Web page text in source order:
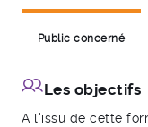
Public concerné
Les objectifs
A l'issu de cette